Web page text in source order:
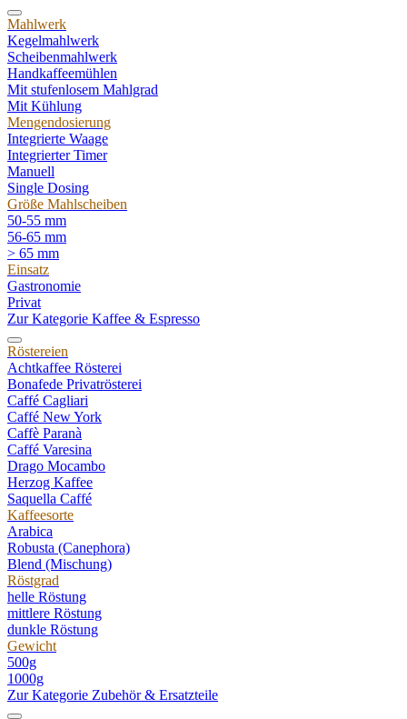
Mahlwerk
Kegelmahlwerk
Scheibenmahlwerk
Handkaffeemühlen
Mit stufenlosem Mahlgrad
Mit Kühlung
Mengendosierung
Integrierte Waage
Integrierter Timer
Manuell
Single Dosing
Größe Mahlscheiben
50-55 mm
56-65 mm
> 65 mm
Einsatz
Gastronomie
Privat
Zur Kategorie Kaffee & Espresso
Röstereien
Achtkaffee Rösterei
Bonafede Privatrösterei
Caffé Cagliari
Caffé New York
Caffè Paranà
Caffé Varesina
Drago Mocambo
Herzog Kaffee
Saquella Caffé
Kaffeesorte
Arabica
Robusta (Canephora)
Blend (Mischung)
Röstgrad
helle Röstung
mittlere Röstung
dunkle Röstung
Gewicht
500g
1000g
Zur Kategorie Zubehör & Ersatzteile